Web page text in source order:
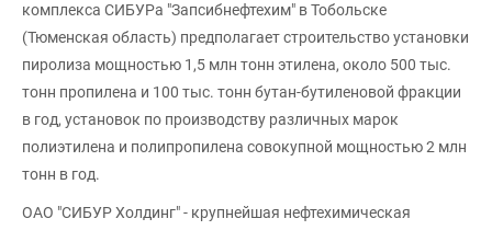
комплекса СИБУРа "Запсибнефтехим" в Тобольске
(Тюменская область) предполагает строительство установки
пиролиза мощностью 1,5 млн тонн этилена, около 500 тыс.
тонн пропилена и 100 тыс. тонн бутан-бутиленовой фракции
в год, установок по производству различных марок
полиэтилена и полипропилена совокупной мощностью 2 млн
тонн в год.
ОАО "СИБУР Холдинг" - крупнейшая нефтехимическая